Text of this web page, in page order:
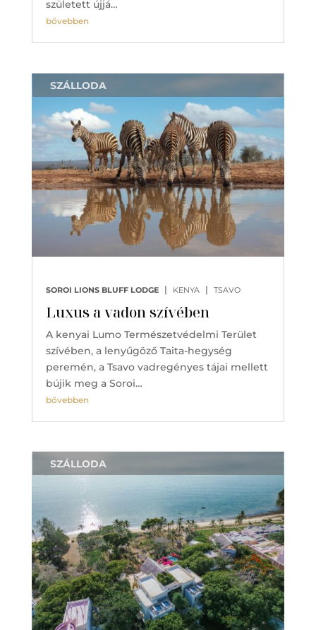
született újjá…
bővebben
Luxus a vadon szívében
SOROI LIONS BLUFF LODGE | KENYA | TSAVO
SZÁLLODA
A kenyai Lumo Természetvédelmi Terület
szívében, a lenyűgöző Taita-hegység
peremén, a Tsavo vadregényes tájai mellett
bújik meg a Soroi…
bővebben
SZÁLLODA